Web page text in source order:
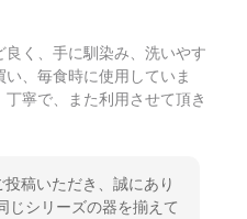
く、手に馴染み、洗いやす
、毎食時に使用していま
寧で、また利用させて頂き
稿いただき、誠にあり
じシリーズの器を揃えて